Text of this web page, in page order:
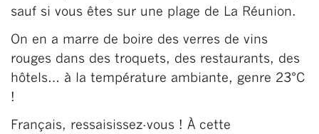
sauf si vous êtes sur une plage de La Réunion.
On en a marre de boire des verres de vins
rouges dans des troquets, des restaurants, des
hôtels… à la température ambiante, genre 23°C
!
Français, ressaisissez-vous ! À cette